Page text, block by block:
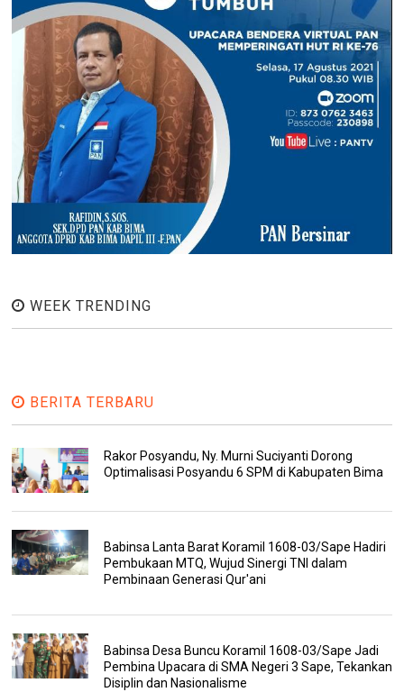
WEEK TRENDING
BERITA TERBARU
Rakor Posyandu, Ny. Murni Suciyanti Dorong
Optimalisasi Posyandu 6 SPM di Kabupaten Bima
Babinsa Lanta Barat Koramil 1608-03/Sape Hadiri
Pembukaan MTQ, Wujud Sinergi TNI dalam
Pembinaan Generasi Qur'ani
Babinsa Desa Buncu Koramil 1608-03/Sape Jadi
Pembina Upacara di SMA Negeri 3 Sape, Tekankan
Disiplin dan Nasionalisme